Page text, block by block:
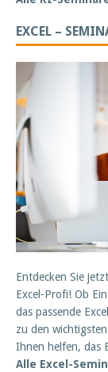
EXCEL –
Entdecken Sie
Excel-Profi! Ob
das passende
zu den
Ihnen helfen, das
Alle Excel-